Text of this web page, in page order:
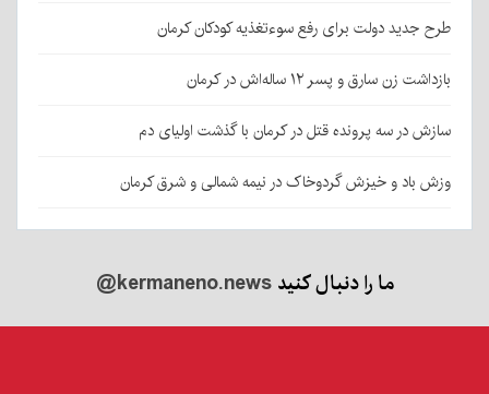
طرح جدید دولت برای رفع سوءتغذیه کودکان کرمان
بازداشت زن سارق و پسر ۱۲ ساله‌اش در کرمان
سازش در سه پرونده قتل در کرمان با گذشت اولیای دم
وزش باد و خیزش گردوخاک در نیمه شمالی و شرق کرمان
ما را دنبال کنید@kermaneno.news